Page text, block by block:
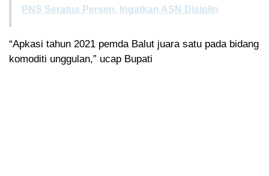
PNS Seratus Persen, Ingatkan ASN Disiplin
“Apkasi tahun 2021 pemda Balut juara satu pada bidang
komoditi unggulan,” ucap Bupati